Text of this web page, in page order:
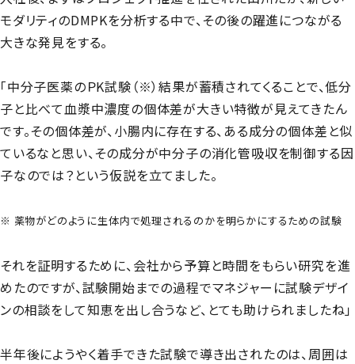
モダリティのDMPKを分析する中で、その後の躍進につながる
大きな発見をする。
「中分子医薬のＰK試験（※）結果が蓄積されてくることで、低分
子と比べて血漿中濃度の個体差が大きい特徴が見えてきたん
です。その個体差が、小腸内に存在する、ある成分の個体差と似
ているなと思い、その成分が中分子の消化管吸収を制御する因
子なのでは？という仮説を立てました。
※ 薬物がどのように生体内で処理されるのかを明らかにするための試験
それを証明するために、会社から予算と時間をもらい研究を進
めたのですが、試験開始までの過程でマネジャーに試験デザイ
ンの相談をして知恵を出し合うなど、とても助けられましたね」
半年後にようやく着手できた試験で導き出されたのは、周囲は